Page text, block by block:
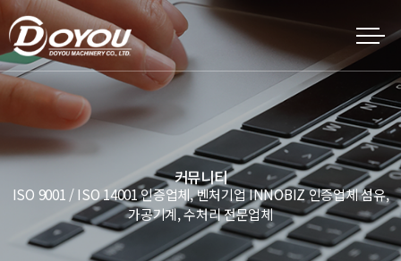
커뮤니티
ISO 9001 / ISO 14001 인증업체, 벤처기업 INNOBIZ 인증업체 섬유,
가공기계, 수처리 전문업체